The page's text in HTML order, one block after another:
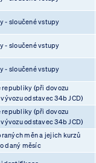
- sloučené vstupy
- sloučené vstupy
- sloučené vstupy
republiky (při dovozu
odstavec 34b JCD)
republiky (při dovozu
odstavec 34b JCD)
měn a jejich kurzů
daný měsíc